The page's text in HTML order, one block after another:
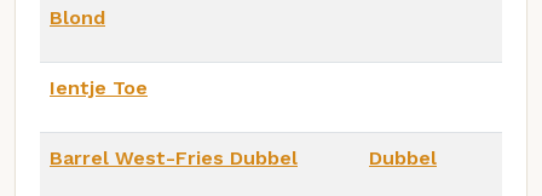
Blond
Ientje Toe
Barrel West-Fries Dubbel Dubbel